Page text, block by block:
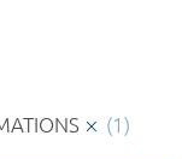
(1)